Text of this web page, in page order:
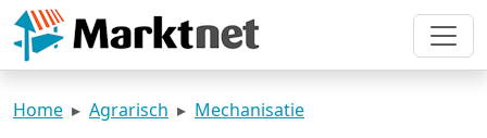
Home Agrarisch Mechanisatie